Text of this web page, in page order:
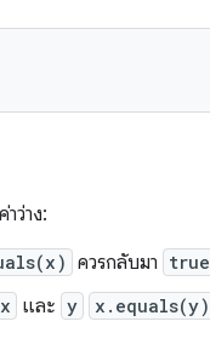
ว่าง:
ควรกลับมา true
x และ y x.equals(y)